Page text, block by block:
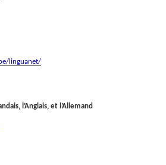
linguanet/
l’Anglais, et l’Allemand